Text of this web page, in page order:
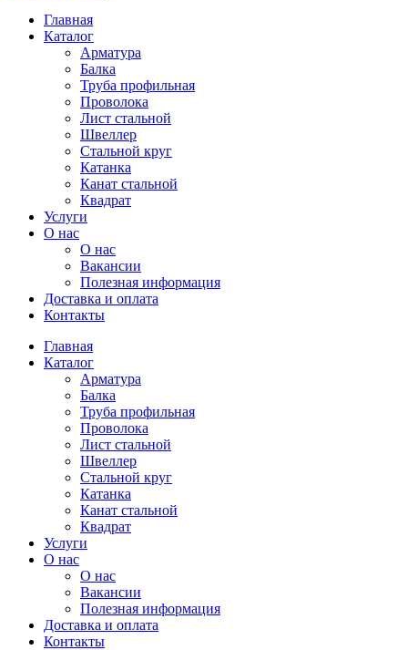
Главная
Каталог
Арматура
Балка
Труба профильная
Проволока
Лист стальной
Швеллер
Стальной круг
Катанка
Канат стальной
Квадрат
Услуги
О нас
О нас
Вакансии
Полезная информация
Доставка и оплата
Контакты
Главная
Каталог
Арматура
Балка
Труба профильная
Проволока
Лист стальной
Швеллер
Стальной круг
Катанка
Канат стальной
Квадрат
Услуги
О нас
О нас
Вакансии
Полезная информация
Доставка и оплата
Контакты